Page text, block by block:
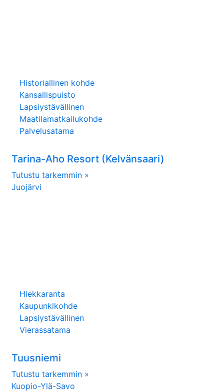
Historiallinen kohde
Kansallispuisto
Lapsiystävällinen
Maatilamatkailukohde
Palvelusatama
Tarina-Aho Resort (Kelvänsaari)
Tutustu tarkemmin »
Juojärvi
Hiekkaranta
Kaupunkikohde
Lapsiystävällinen
Vierassatama
Tuusniemi
Tutustu tarkemmin »
Kuopio-Ylä-Savo